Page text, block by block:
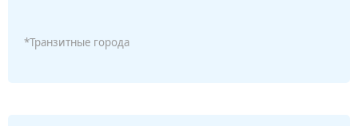
*Транзитные города